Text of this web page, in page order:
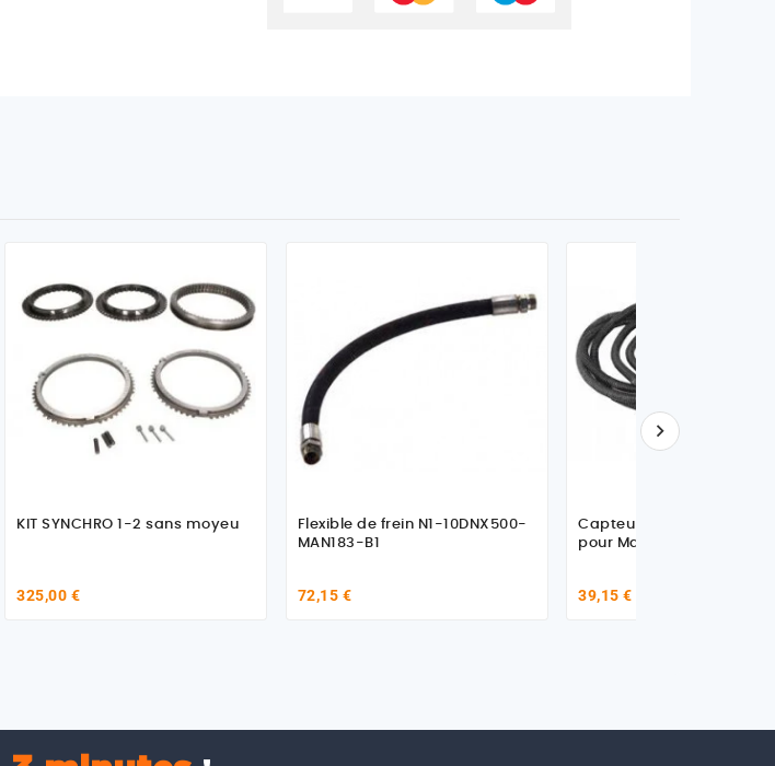
KIT SYNCHRO 1-2 sans moyeu
325,00 €
Flexible de frein N1-10DNX500-
MAN183-B1
72,15 €
Capteur EBS, avant droit
pour Man TGA
39,15 €
